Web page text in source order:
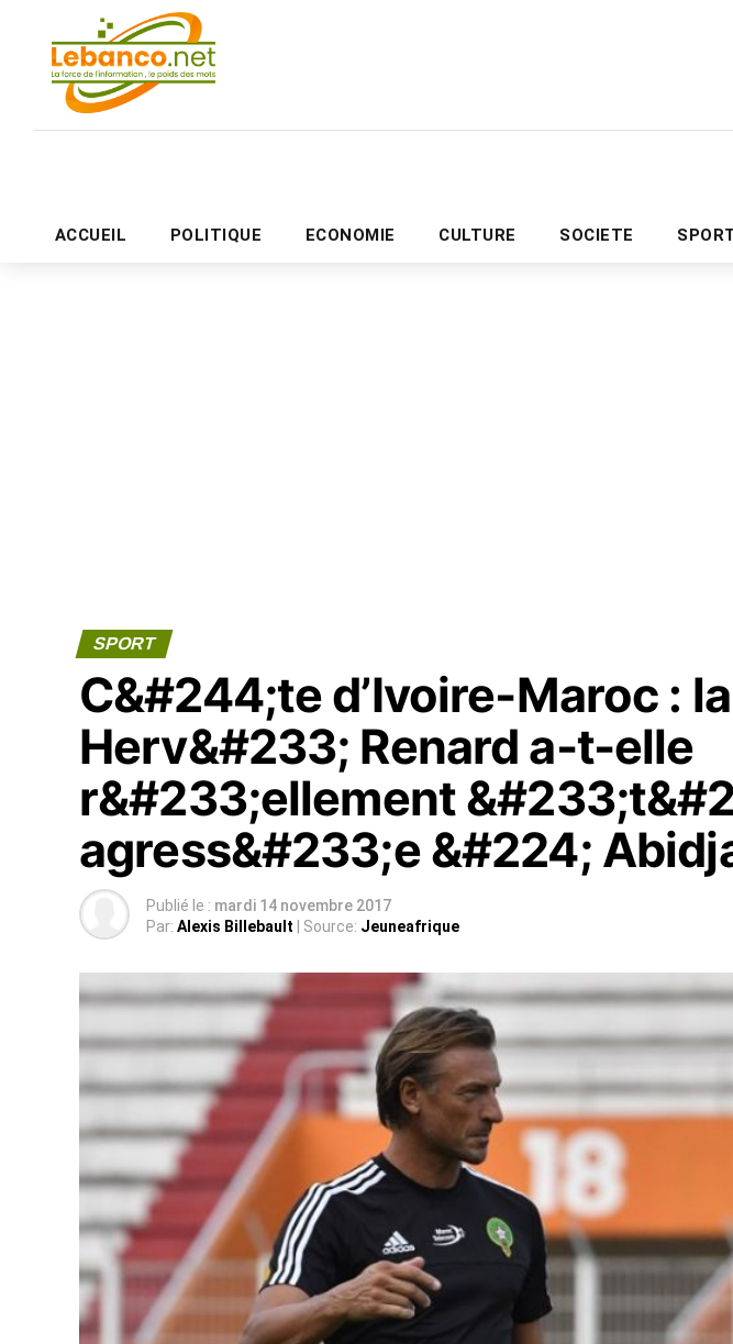
ACCUEIL POLITIQUE ECONOMIE CULTURE SOCIETE
SPORT
C&#244;te d’Ivoire-Maroc :
Herv&#233; Renard a-t-elle
r&#233;ellement
agress&#233;e &#224;
Publié le : mardi 14 novembre 2017
Par: Alexis Billebault | Source: Jeuneafrique